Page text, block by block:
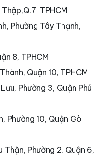
TPHCM
Phường Tây Thạnh,
8, TPHCM
Quận 10, TPHCM
Phường 3, Quận Phú
Phường 10, Quận Gò
Thận, Phường 2, Quận 6,